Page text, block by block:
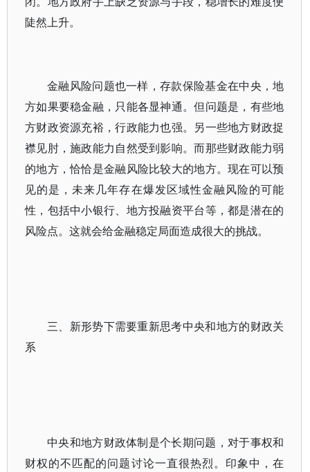
陡然上升。
金融风险问题也一样，存款保险基金在中央，地
方如果要稳金融，只能各显神通。但问题是，有些地
方财政资源充裕，行政能力也强。另一些地方财政捉
襟见肘，施政能力自然受到影响。而那些财政能力弱
的地方，恰恰是金融风险比较大的地方。现在可以预
见的是，未来几年存在爆发区域性金融风险的可能
性，包括中小银行、地方投融资平台等，都是潜在的
风险点。这就会给金融稳定局面造成很大的挑战。
三、新形势下需要重新思考中央和地方的财政关
系
中央和地方财政体制是个长期问题，对于事权和
财权的不匹配的问题讨论一直很热烈。印象中，在